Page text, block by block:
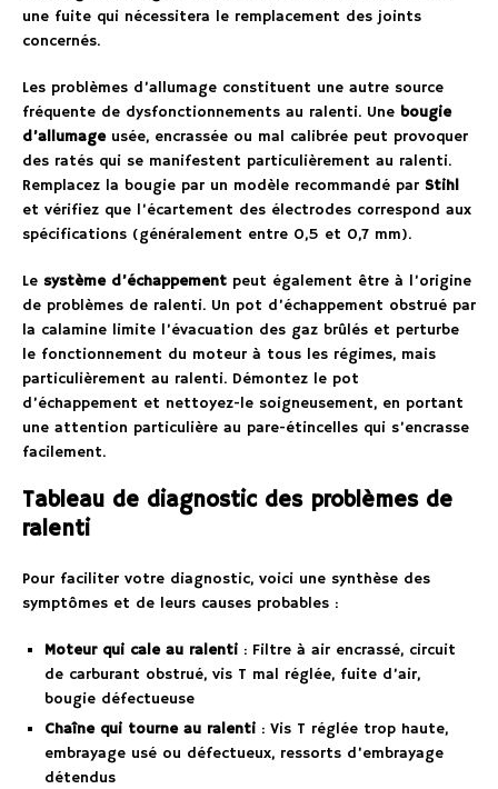
une fuite qui nécessitera le remplacement des joints
concernés.
Les problèmes d’allumage constituent une autre source
fréquente de dysfonctionnements au ralenti. Une bougie
d’allumageusée, encrassée ou mal calibrée peut provoquer
des ratés qui se manifestent particulièrement au ralenti.
Remplacez la bougie par un modèle recommandé par Stihl
et vérifiez que l’écartement des électrodes correspond aux
spécifications (généralement entre 0,5 et 0,7 mm).
Le système d’échappement peut également être à l’origine
de problèmes de ralenti. Un pot d’échappement obstrué par
la calamine limite l’évacuation des gaz brûlés et perturbe
le fonctionnement du moteur à tous les régimes, mais
particulièrement au ralenti. Démontez le pot
d’échappement et nettoyez-le soigneusement, en portant
une attention particulière au pare-étincelles qui s’encrasse
facilement.
Tableau de diagnostic des problèmes de
ralenti
Pour faciliter votre diagnostic, voici une synthèse des
symptômes et de leurs causes probables :
Moteur qui cale au ralenti : Filtre à air encrassé, circuit
de carburant obstrué, vis T mal réglée, fuite d’air,
bougie défectueuse
Chaîne qui tourne au ralenti : Vis T réglée trop haute,
embrayage usé ou défectueux, ressorts d’embrayage
détendus